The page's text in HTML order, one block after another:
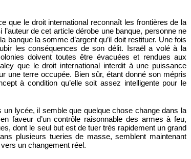
que le droit international reconnaît les frontières de la
l’auteur de cet article dérobe une banque, personne ne
banque la somme d’argent qu’il doit restituer. Une fois
les conséquences de son délit. Israël a volé à la
doivent toutes être évacuées et rendues aux
que le droit international interdit à une puissance
une terre occupée. Bien sûr, étant donné son mépris
à condition qu’elle soit assez intelligente pour le
lycée, il semble que quelque chose change dans la
faveur d’un contrôle raisonnable des armes à feu,
dont le seul but est de tuer très rapidement un grand
plusieurs tueries de masse, semblent maintenant
un changement réel.